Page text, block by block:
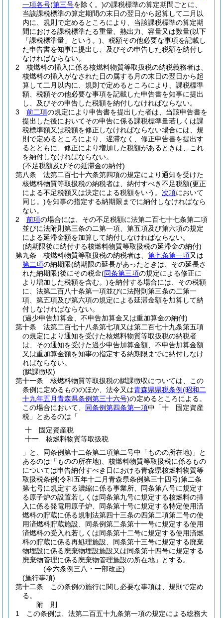
一項各号(第三号を除く。)の課税標準の算定期間ごとに、
当該課税標準の算定期間の末日の翌日から起算して二月以
内に、規則で定めるところにより、当該課税標準の算定期
間における課税標準たる重量、熱出力、容量又は数量(以下
「課税標準量」という。) 、税額その他必要な事項を記載し
た申告書を知事に提出し、及びその申告した税額を納付し
なければならない。
2
核燃料の挿入に係る核燃料物質等取扱税の納税義務者は、
核燃料の挿入がなされた日の属する月の末日の翌日から起
算して二月以内に、規則で定めるところにより、課税標準
額、税額その他必要な事項を記載した申告書を知事に提出
し、及びその申告した税額を納付しなければならない。
3
前二項の規定により申告書を提出した者は、当該申告書を
提出した後においてその申告に係る課税標準量若しくは課
税標準額又は税額を修正しなければならない場合には、規
則で定めるところにより、遅滞なく、修正申告書を提出す
るとともに、修正により増加した税額があるときは、これ
を納付しなければならない。
(不足税額及びその延滞金の納付)
第八条
法第二百七十六条第四項の規定により通知を受けた
核燃料物質等取扱税の納税者は、納付すべき不足税額(更正
による不足税額又は決定による税額をいう。 次項において
同じ。)を知事の指定する納期限までに納付しなければなら
ない。
2
前項の場合には、その不足税額に法第二百七十七条第二項
並びに法附則第三条の二第一項、第五項及び第六項の規定
による延滞金額を加算して納付しなければならない。
(納期限後に納付する核燃料物質等取扱税の延滞金の納付)
第九条
核燃料物質等取扱税の納税者は、 第七条第一項又は
第二項の納期限(納期限の延長があったときは、その延長さ
れた納期限)後にその税金(同条第三項の規定による修正に
より増加した税額を含む。)を納付する場合には、その税額
に、法第二百八十条第一項並びに法附則第三条の二第一
項、第五項及び第六項の規定による延滞金額を加算して納
付しなければならない。
(過少申告加算金、不申告加算金又は重加算金の納付)
第十条
法第二百七十八条第七項又は第二百七十九条第五項
の規定により通知を受けた核燃料物質等取扱税の納税者
は、その通知を受けた過少申告加算金額、不申告加算金額
又は重加算金額を知事の指定する納期限までに納付しなけ
ればならない。
(賦課徴収)
第十一条
核燃料物質等取扱税の賦課徴収については、この
条例に定めるもののほか、法令又は青森県県税条例(昭和二
十九年五月青森県条例第三十六号)の定めるところによる。
この場合において、 同条例第四条第一項中「十 固定資産
税」とあるのは「
十 固定資産税
十一 核燃料物質等取扱税
」と、同条例第十二条第二項第二号中「ものの所在地)」と
あるのは「ものの所在地)、核燃料物質等取扱税に係るもの
については申告納付すべき日における青森県核燃料物質等
取扱税条例(令和五年十二月青森県条例第三十四号)第二条
第七号に規定する濃縮に係る事業所、同条第八号に規定す
る原子炉の設置若しくは同条第九号に規定する核燃料の挿
入に係る発電用原子炉、同条第十号に規定する特定使用済
燃料の貯蔵に係る規制法第四十三条の四第二項第二号の使
用済燃料貯蔵施設、同条例第二条第十一号に規定する使用
済燃料の受入れ若しくは同条第十二号に規定する使用済燃
料の貯蔵に係る再処理施設、同条第十三号に規定する廃棄
物埋設に係る廃棄物埋設施設又は同条第十四号に規定する
廃棄物管理に係る廃棄物管理施設の所在地」とする。
(令六条例三八・一部改正)
(施行事項)
第十二条
この条例の施行に関し必要な事項は、規則で定め
る。
附 則
1
この条例は、法第二百五十九条第一項の規定による総務大